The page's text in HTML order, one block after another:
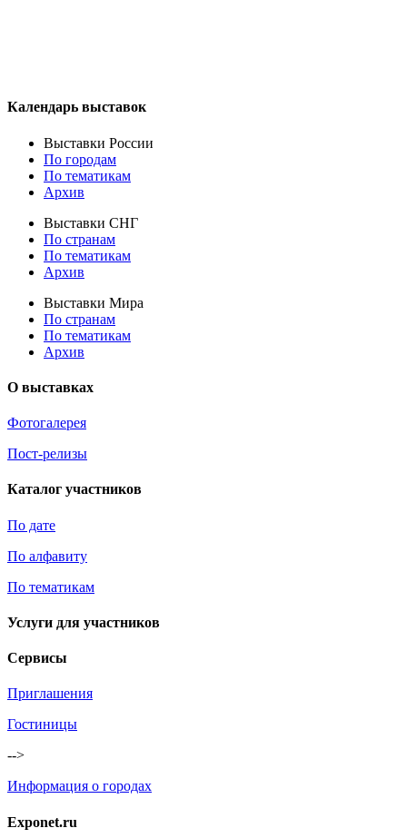
Календарь выставок
Выставки России
По городам
По тематикам
Архив
Выставки СНГ
По странам
По тематикам
Архив
Выставки Мира
По странам
По тематикам
Архив
О выставках
Фотогалерея
Пост-релизы
Каталог участников
По дате
По алфавиту
По тематикам
Услуги для участников
Сервисы
Приглашения
Гостиницы
-->
Информация о городах
Exponet.ru